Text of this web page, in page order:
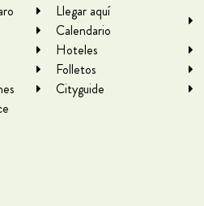
Llegar aquí
Calendario
Hoteles
Folletos
Cityguide